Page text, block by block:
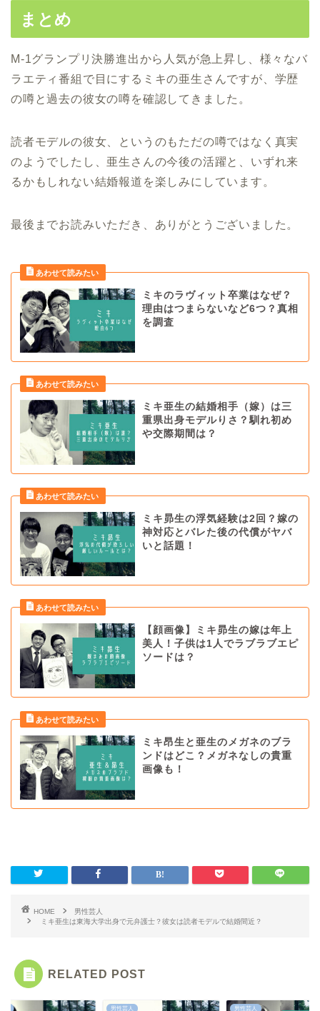
まとめ
M-1グランプリ決勝進出から人気が急上昇し、様々なバ
ラエティ番組で目にするミキの亜生さんですが、学歴
の噂と過去の彼女の噂を確認してきました。
読者モデルの彼女、というのもただの噂ではなく真実
のようでしたし、亜生さんの今後の活躍と、いずれ来
るかもしれない結婚報道を楽しみにしています。
最後までお読みいただき、ありがとうございました。
ミキのラヴィット卒業はなぜ？
理由はつまらないなど6つ？真相
を調査
ミキ亜生の結婚相手（嫁）は三
重県出身モデルりさ？馴れ初め
や交際期間は？
ミキ昴生の浮気経験は2回？嫁の
神対応とバレた後の代償がヤバ
いと話題！
【顔画像】ミキ昴生の嫁は年上
美人！子供は1人でラブラブエピ
ソードは？
ミキ昂生と亜生のメガネのブラ
ンドはどこ？メガネなしの貴重
画像も！
HOME
男性芸人
ミキ亜生は東海大学出身で元弁護士？彼女は読者モデルで結婚間近？
RELATED POST
男性芸人 男性芸人